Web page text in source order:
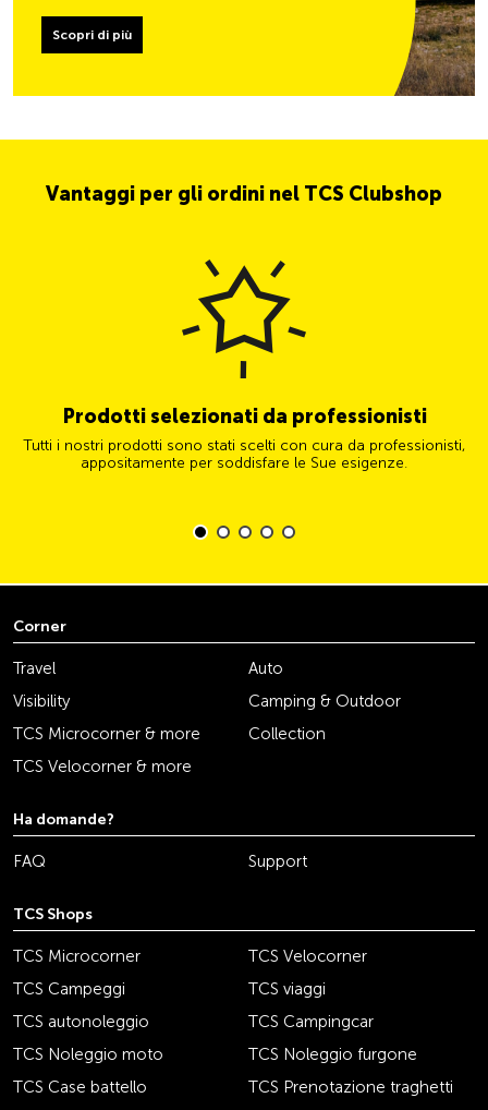
Scopri di più
Vantaggi per gli ordini nel TCS Clubshop
Prodotti selezionati da professionisti
Tutti i nostri prodotti sono stati scelti con cura da professionisti,
appositamente per soddisfare le Sue esigenze.
Corner
Travel
Auto
Visibility
Camping & Outdoor
TCS Microcorner & more
Collection
TCS Velocorner & more
Ha domande?
FAQ Support
TCS Shops
TCS Microcorner
TCS Velocorner
TCS Campeggi
TCS viaggi
TCS autonoleggio
TCS Campingcar
TCS Noleggio moto
TCS Noleggio furgone
TCS Case battello
TCS Prenotazione traghetti